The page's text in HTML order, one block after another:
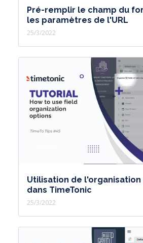
Pré-remplir le champ du
les paramètres de l'URL
25/3/2022
Utilisation de l'organisation
dans TimeTonic
25/3/2022